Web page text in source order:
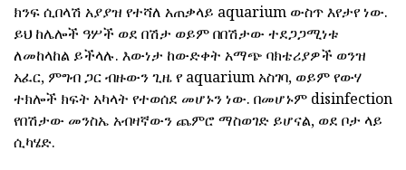
ክንፍ ሲበላሽ አያያዝ የተሻለ አጠቃላይ aquarium ውስጥ እየታየ ነው.
ይህ ከሌሎች ዓሦች ወደ በሽታ ወይም በበሽታው ተደጋጋሚነቱ
ለመከላከል ይችላሉ. እውነታ ከውድቀት አማጭ ባክቴሪያዎች ወንዝ
አፈር, ምግብ ጋር ብዙውን ጊዜ የ aquarium አስገባ, ወይም የውሃ
ተክሎች ክፍት አካላት የተወሰደ መሆኑን ነው. በመሆኑም disinfection
የበሽታው መንስኤ አብዛኛውን ጨምሮ ማስወገድ ይሆናል, ወደ ቦታ ላይ
ሲካሄድ.